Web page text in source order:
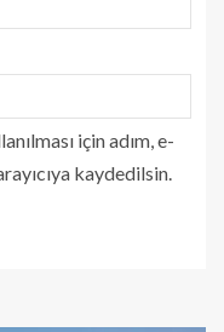
için adım, e-
kaydedilsin.